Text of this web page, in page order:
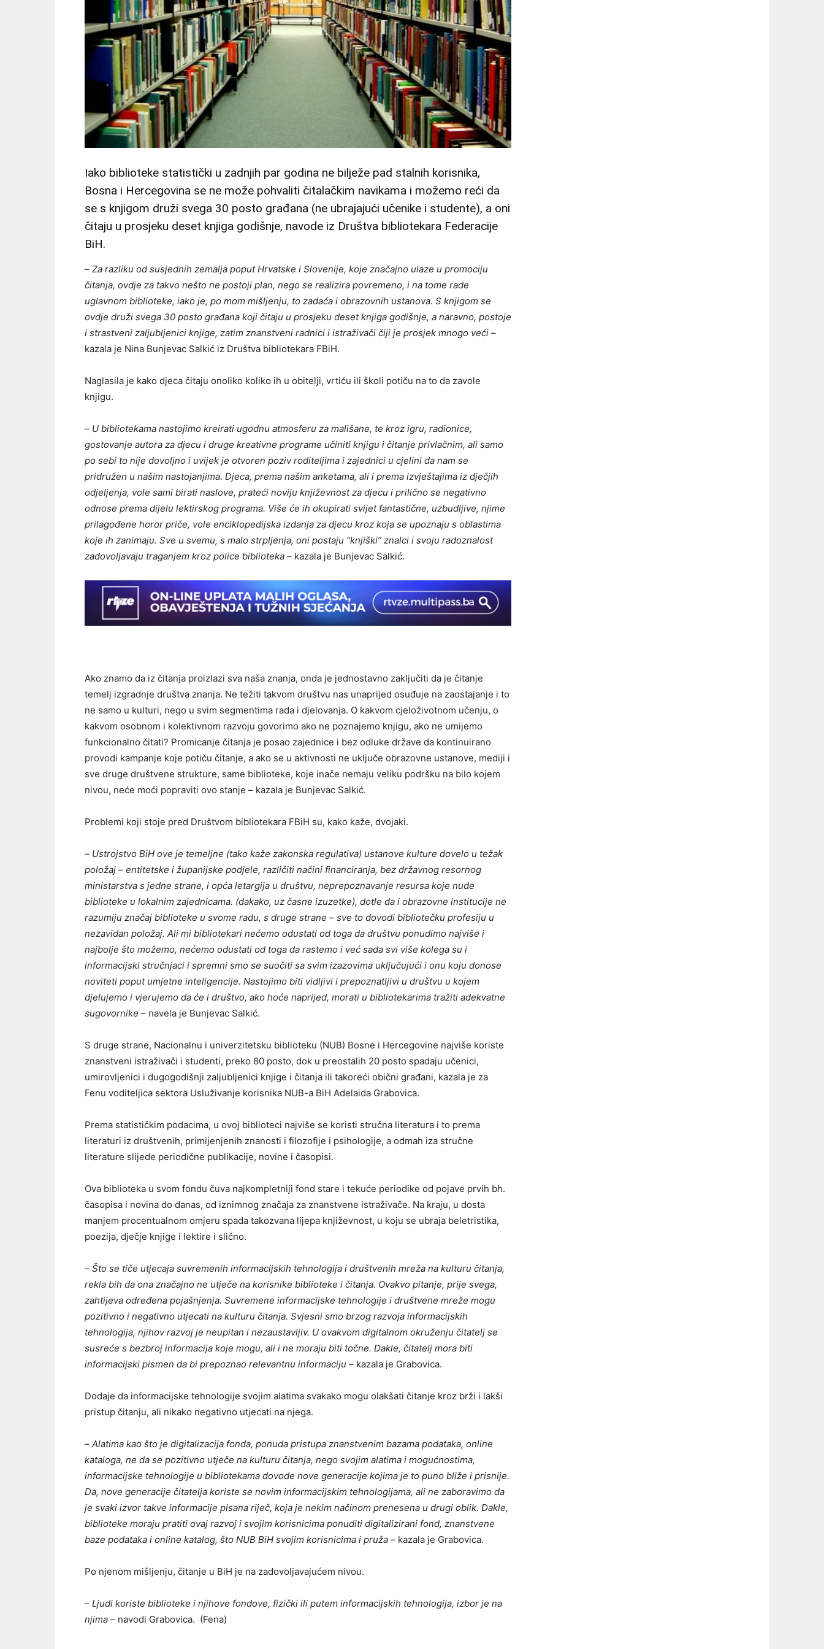
Iako biblioteke statistički u zadnjih par godina ne bilježe pad stalnih korisnika,
Bosna i Hercegovina se ne može pohvaliti čitalačkim navikama i možemo reći da
se s knjigom druži svega 30 posto građana (ne ubrajajući učenike i studente), a oni
čitaju u prosjeku deset knjiga godišnje, navode iz Društva bibliotekara Federacije
BiH.
– Za razliku od susjednih zemalja poput Hrvatske i Slovenije, koje značajno ulaze u promociju
čitanja, ovdje za takvo nešto ne postoji plan, nego se realizira povremeno, i na tome rade
uglavnom biblioteke, iako je, po mom mišljenju, to zadaća i obrazovnih ustanova. S knjigom se
ovdje druži svega 30 posto građana koji čitaju u prosjeku deset knjiga godišnje, a naravno, postoje
i strastveni zaljubljenici knjige, zatim znanstveni radnici i istraživači čiji je prosjek mnogo veći –
kazala je Nina Bunjevac Salkić iz Društva bibliotekara FBiH.
Naglasila je kako djeca čitaju onoliko koliko ih u obitelji, vrtiću ili školi potiču na to da zavole
knjigu.
– U bibliotekama nastojimo kreirati ugodnu atmosferu za mališane, te kroz igru, radionice,
gostovanje autora za djecu i druge kreativne programe učiniti knjigu i čitanje privlačnim, ali samo
po sebi to nije dovoljno i uvijek je otvoren poziv roditeljima i zajednici u cjelini da nam se
pridružen u našim nastojanjima. Djeca, prema našim anketama, ali i prema izvještajima iz dječjih
odjeljenja, vole sami birati naslove, prateći noviju književnost za djecu i prilično se negativno
odnose prema dijelu lektirskog programa. Više će ih okupirati svijet fantastične, uzbudljive, njime
prilagođene horor priče, vole enciklopedijska izdanja za djecu kroz koja se upoznaju s oblastima
koje ih zanimaju. Sve u svemu, s malo strpljenja, oni postaju “knjiški” znalci i svoju radoznalost
zadovoljavaju traganjem kroz police biblioteka – kazala je Bunjevac Salkić.
Ako znamo da iz čitanja proizlazi sva naša znanja, onda je jednostavno zaključiti da je čitanje
temelj izgradnje društva znanja. Ne težiti takvom društvu nas unaprijed osuđuje na zaostajanje i to
ne samo u kulturi, nego u svim segmentima rada i djelovanja. O kakvom cjeloživotnom učenju, o
kakvom osobnom i kolektivnom razvoju govorimo ako ne poznajemo knjigu, ako ne umijemo
funkcionalno čitati? Promicanje čitanja je posao zajednice i bez odluke države da kontinuirano
provodi kampanje koje potiču čitanje, a ako se u aktivnosti ne uključe obrazovne ustanove, mediji i
sve druge društvene strukture, same biblioteke, koje inače nemaju veliku podršku na bilo kojem
nivou, neće moći popraviti ovo stanje – kazala je Bunjevac Salkić.
Problemi koji stoje pred Društvom bibliotekara FBiH su, kako kaže, dvojaki.
– Ustrojstvo BiH ove je temeljne (tako kaže zakonska regulativa) ustanove kulture dovelo u težak
položaj – entitetske i županijske podjele, različiti načini financiranja, bez državnog resornog
ministarstva s jedne strane, i opća letargija u društvu, neprepoznavanje resursa koje nude
biblioteke u lokalnim zajednicama. (dakako, uz časne izuzetke), dotle da i obrazovne institucije ne
razumiju značaj biblioteke u svome radu, s druge strane – sve to dovodi bibliotečku profesiju u
nezavidan položaj. Ali mi bibliotekari nećemo odustati od toga da društvu ponudimo najviše i
najbolje što možemo, nećemo odustati od toga da rastemo i već sada svi više kolega su i
informacijski stručnjaci i spremni smo se suočiti sa svim izazovima uključujući i onu koju donose
noviteti poput umjetne inteligencije. Nastojimo biti vidljivi i prepoznatljivi u društvu u kojem
djelujemo i vjerujemo da će i društvo, ako hoće naprijed, morati u bibliotekarima tražiti adekvatne
sugovornike – navela je Bunjevac Salkić.
S druge strane, Nacionalnu i univerzitetsku biblioteku (NUB) Bosne i Hercegovine najviše koriste
znanstveni istraživači i studenti, preko 80 posto, dok u preostalih 20 posto spadaju učenici,
umirovljenici i dugogodišnji zaljubljenici knjige i čitanja ili takoreći obični građani, kazala je za
Fenu voditeljica sektora Usluživanje korisnika NUB-a BiH Adelaida Grabovica.
Prema statističkim podacima, u ovoj biblioteci najviše se koristi stručna literatura i to prema
literaturi iz društvenih, primijenjenih znanosti i filozofije i psihologije, a odmah iza stručne
literature slijede periodične publikacije, novine i časopisi.
Ova biblioteka u svom fondu čuva najkompletniji fond stare i tekuće periodike od pojave prvih bh.
časopisa i novina do danas, od iznimnog značaja za znanstvene istraživače. Na kraju, u dosta
manjem procentualnom omjeru spada takozvana lijepa književnost, u koju se ubraja beletristika,
poezija, dječje knjige i lektire i slično.
– Što se tiče utjecaja suvremenih informacijskih tehnologija i društvenih mreža na kulturu čitanja,
rekla bih da ona značajno ne utječe na korisnike biblioteke i čitanja. Ovakvo pitanje, prije svega,
zahtijeva određena pojašnjenja. Suvremene informacijske tehnologije i društvene mreže mogu
pozitivno i negativno utjecati na kulturu čitanja. Svjesni smo brzog razvoja informacijskih
tehnologija, njihov razvoj je neupitan i nezaustavljiv. U ovakvom digitalnom okruženju čitatelj se
susreće s bezbroj informacija koje mogu, ali i ne moraju biti točne. Dakle, čitatelj mora biti
informacijski pismen da bi prepoznao relevantnu informaciju – kazala je Grabovica.
Dodaje da informacijske tehnologije svojim alatima svakako mogu olakšati čitanje kroz brži i lakši
pristup čitanju, ali nikako negativno utjecati na njega.
– Alatima kao što je digitalizacija fonda, ponuda pristupa znanstvenim bazama podataka, online
kataloga, ne da se pozitivno utječe na kulturu čitanja, nego svojim alatima i mogućnostima,
informacijske tehnologije u bibliotekama dovode nove generacije kojima je to puno bliže i prisnije.
Da, nove generacije čitatelja koriste se novim informacijskim tehnologijama, ali ne zaboravimo da
je svaki izvor takve informacije pisana riječ, koja je nekim načinom prenesena u drugi oblik. Dakle,
biblioteke moraju pratiti ovaj razvoj i svojim korisnicima ponuditi digitalizirani fond, znanstvene
baze podataka i online katalog, što NUB BiH svojim korisnicima i pruža – kazala je Grabovica.
Po njenom mišljenju, čitanje u BiH je na zadovoljavajućem nivou.
– Ljudi koriste biblioteke i njihove fondove, fizički ili putem informacijskih tehnologija, izbor je na
njima – navodi Grabovica. (Fena)